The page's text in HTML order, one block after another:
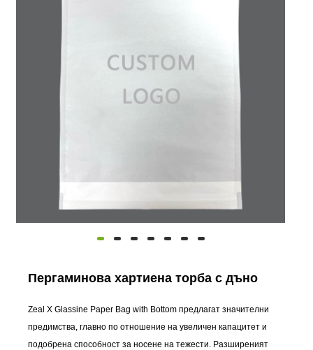
Пергаминова хартиена торба с дъно
Zeal X Glassine Paper Bag with Bottom предлагат значителни
предимства, главно по отношение на увеличен капацитет и
подобрена способност за носене на тежести. Разширеният